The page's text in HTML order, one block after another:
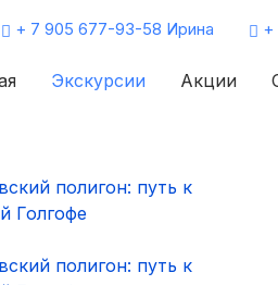
+ 7 905 677-93-58 Ирина +
Экскурсии Акции